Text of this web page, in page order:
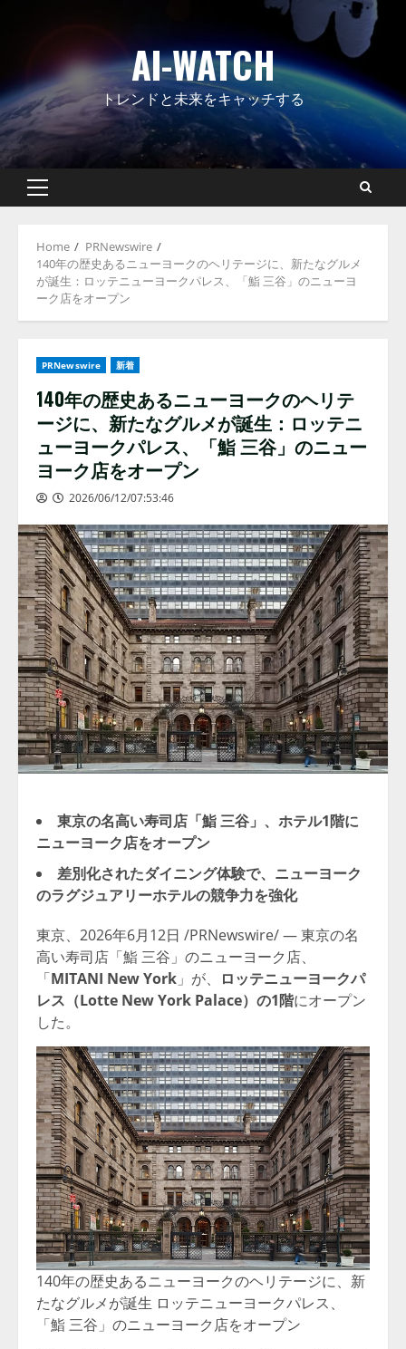
AI-WATCH
トレンドと未来をキャッチする
Primary
Home
PRNewswire
140年の歴史あるニューヨークのヘリテージに、新たなグルメ
が誕生：ロッテニューヨークパレス、「鮨 三谷」のニューヨ
ーク店をオープン
PRNewswire 新着
140年の歴史あるニューヨークのヘリテ
ージに、新たなグルメが誕生：ロッテニ
ューヨークパレス、「鮨 三谷」のニュー
ヨーク店をオープン
2026/06/12/07:53:46
東京の名高い寿司店「鮨 三谷」、ホテル1階に
ニューヨーク店をオープン
差別化されたダイニング体験で、ニューヨーク
のラグジュアリーホテルの競争力を強化
東京、2026年6月12日 /PRNewswire/ — 東京の名
高い寿司店「鮨 三谷」のニューヨーク店、
「MITANI New York 」が、
ロッテニューヨークパ
レス（Lotte New York Palace）の1階にオープン
した。
140年の歴史あるニューヨークのヘリテージに、新
たなグルメが誕生 ロッテニューヨークパレス、
「鮨 三谷」のニューヨーク店をオープン